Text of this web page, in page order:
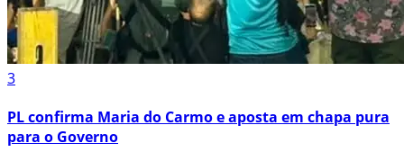
3
PL confirma Maria do Carmo e aposta em chapa pura
para o Governo